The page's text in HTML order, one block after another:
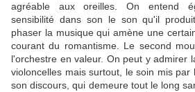
agréable aux oreilles. On entend
sensibilité dans son le son qu'il
phaser la musique qui amène une
courant du romantisme. Le second
l'orchestre en valeur. On peut y admirer
violoncelles mais surtout, le soin mis
son discours, qui demeure tout le long